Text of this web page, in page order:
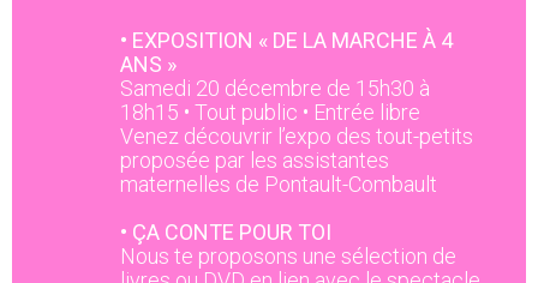
• EXPOSITION « DE LA MARCHE À 4
ANS »
Samedi 20 décembre de 15h30 à
18h15 • Tout public • Entrée libre
Venez découvrir l’expo des tout-petits
proposée par les assistantes
maternelles de Pontault-Combault
• ÇA CONTE POUR TOI
Nous te proposons une sélection de